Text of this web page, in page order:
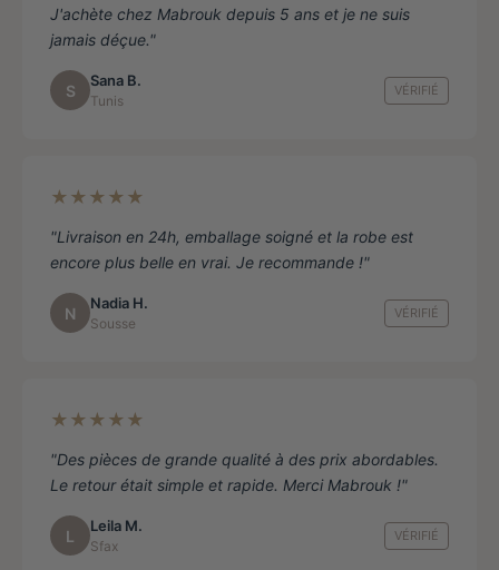
J'achète chez Mabrouk depuis 5 ans et je ne suis
jamais déçue."
S
Sana B.
Tunis
VÉRIFIÉ
★★★★★
"Livraison en 24h, emballage soigné et la robe est
encore plus belle en vrai. Je recommande !"
N
Nadia H.
Sousse
VÉRIFIÉ
★★★★★
"Des pièces de grande qualité à des prix abordables.
Le retour était simple et rapide. Merci Mabrouk !"
L
Leila M.
Sfax
VÉRIFIÉ